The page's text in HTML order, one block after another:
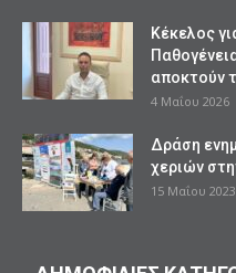
Κέκελος
αποκτούν
4 Μαΐου 2026
Δράση
χεριών
15 Μαΐου 2023